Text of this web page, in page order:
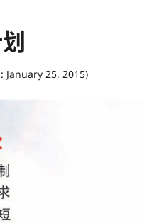
January 25, 2015)